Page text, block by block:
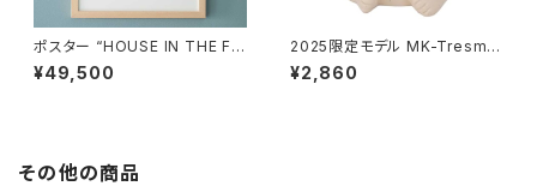
ポスター “HOUSE IN THE FO
REST 26 A3” / ミナ ペルホ
ネン mina perhonen × クリ
¥49,500
2025限定モデル MK-Tresme
r シロクマ貯金箱 マフラー付
き / MK-Tresmer
¥2,860
その他の商品